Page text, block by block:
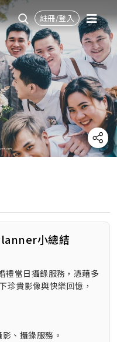
註冊/登入
小總結
禮當日攝錄服務，憑藉多
珍貴影像與快樂回憶，
、攝錄服務。